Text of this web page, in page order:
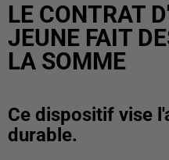
LE CONTRAT
JEUNE FAIT
LA SOMME
Ce dispositif vise
durable.